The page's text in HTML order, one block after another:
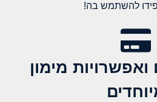
להשתמש בה!
מימון